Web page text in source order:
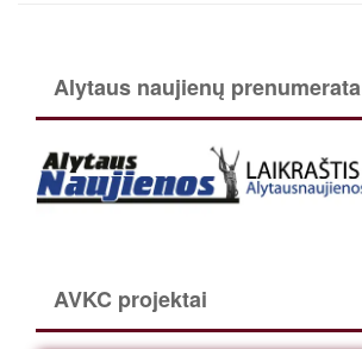
Alytaus naujienų prenumerata
AVKC projektai